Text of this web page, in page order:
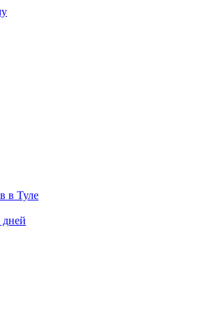
в Туле
дней